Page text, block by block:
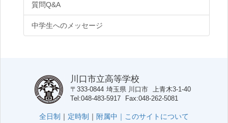
質問Q&A
中学生へのメッセージ
川口市立高等学校
〒333-0844 埼玉県 川口市 上青木3-1-40
Tel 048-483-5917 Fax 048-262-5081
全日制 ｜ 定時制 ｜ 附属中｜ このサイトについて